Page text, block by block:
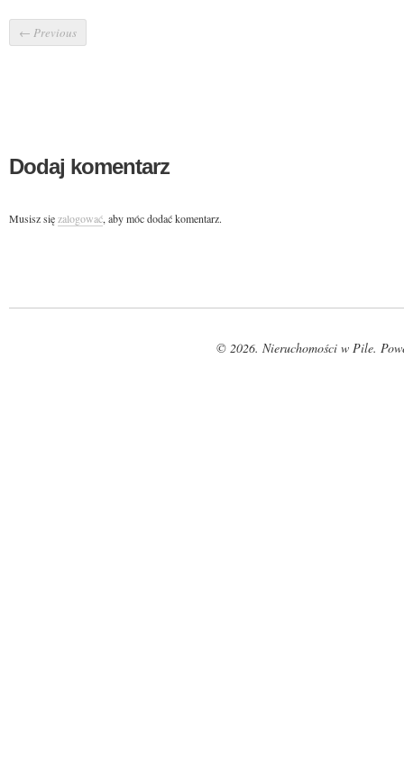
← Previous
Dodaj komentarz
Musisz sięzalogować, aby móc dodać komentarz.
© 2026. Nieruchomości w Pile.